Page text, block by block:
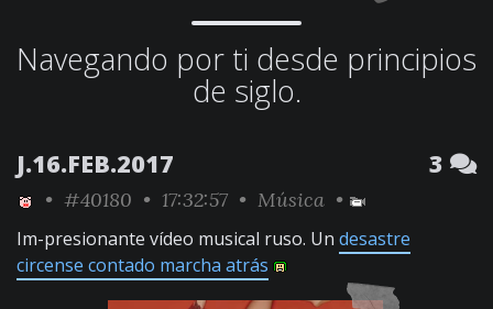
Navegando por ti desde principios
de siglo.
J.16.FEB.2017 3
• #40180 • 17:32:57 • Música •
Im-presionante vídeo musical ruso. Un desastre
circense contado marcha atrás